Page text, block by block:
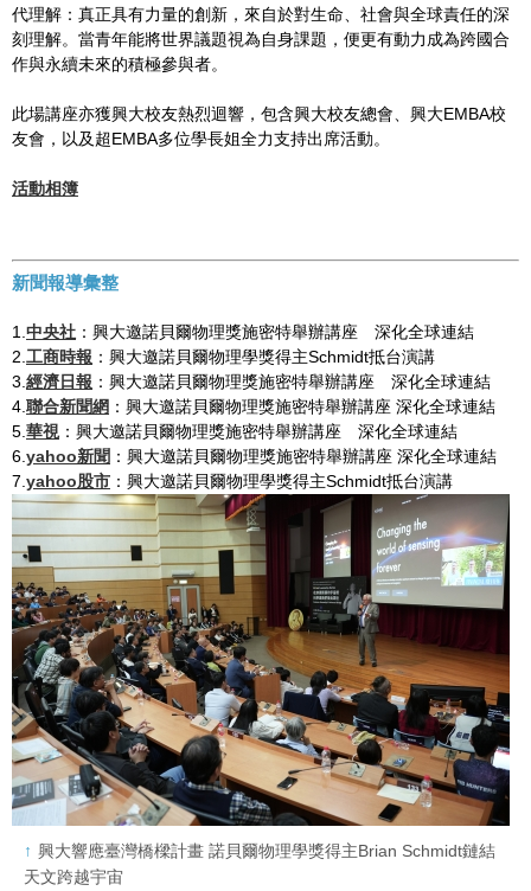
代理解：真正具有力量的創新，來自於對生命、社會與全球責任的深
刻理解。當青年能將世界議題視為自身課題，便更有動力成為跨國合
作與永續未來的積極參與者。
此場講座亦獲興大校友熱烈迴響，包含興大校友總會、興大EMBA校
友會，以及超EMBA多位學長姐全力支持出席活動。
活動相簿
新聞報導彙整
1. 中央社 ：興大邀諾貝爾物理獎施密特舉辦講座 深化全球連結
2. 工商時報 ：興大邀諾貝爾物理學獎得主Schmidt抵台演講
3. 經濟日報 ：興大邀諾貝爾物理獎施密特舉辦講座 深化全球連結
4. 聯合新聞網 ：興大邀諾貝爾物理獎施密特舉辦講座 深化全球連結
5. 華視 ：興大邀諾貝爾物理獎施密特舉辦講座 深化全球連結
6. yahoo新聞 ：興大邀諾貝爾物理獎施密特舉辦講座 深化全球連結
7. yahoo股市 ：興大邀諾貝爾物理學獎得主Schmidt抵台演講
興大響應臺灣橋樑計畫 諾貝爾物理學獎得主Brian Schmidt鏈結
天文跨越宇宙